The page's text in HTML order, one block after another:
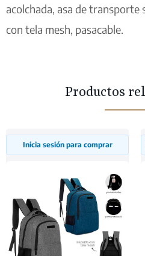
acolchada, asa de
con tela mesh, pasacable.
Productos
Inicia sesión para comprar